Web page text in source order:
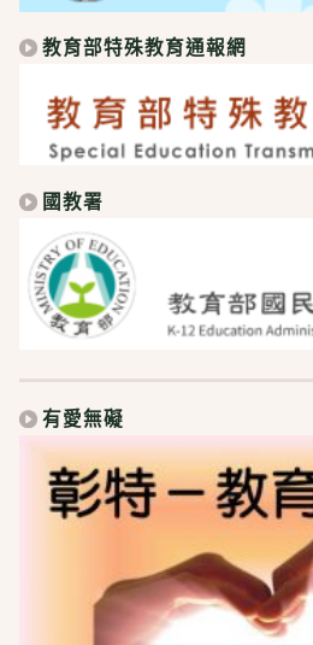
教育部特殊教育通報網
國教署
有愛無礙